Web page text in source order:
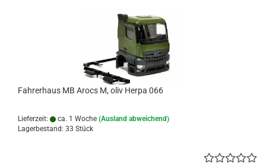
Fahrerhaus MB Arocs M, oliv Herpa 066
Lieferzeit: ca. 1 Woche (Ausland abweichend)
Lagerbestand: 33 Stück